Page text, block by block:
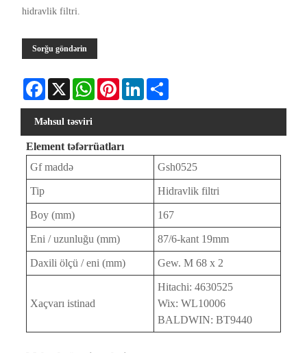
hidravlik filtri.
Sorğu göndərin
Facebook
X WhatsAppPinterestLinkedIn
Məhsul təsviri
Element təfərrüatları
Gf maddə
Gsh0525
Tip Hidravlik filtri
Boy (mm) 167
Eni / uzunluğu (mm) 87/6-kant 19mm
Daxili ölçü / eni (mm) Gew. M 68 x 2
Xaçvarı istinad
Hitachi: 4630525
Wix: WL10006
BALDWIN: BT9440